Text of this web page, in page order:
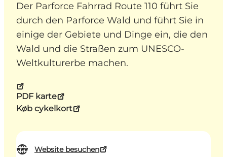
Der Parforce Fahrrad Route 110 führt Sie
durch den Parforce Wald und führt Sie in
einige der Gebiete und Dinge ein, die den
Wald und die Straßen zum UNESCO-
Weltkulturerbe machen.
PDF karte
Køb cykelkort
Website besuchen